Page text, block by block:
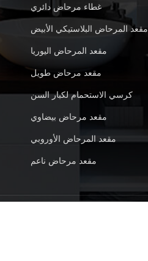
غطاء مرحاض دائري
مقعد المرحاض البلاستيكي الأبيض
مقعد المرحاض اليوريا
مقعد مرحاض طويل
كرسي الاستحمام لكبار السن
مقعد مرحاض بيضاوي
مقعد المرحاض الأوروبي
مقعد مرحاض ناعم